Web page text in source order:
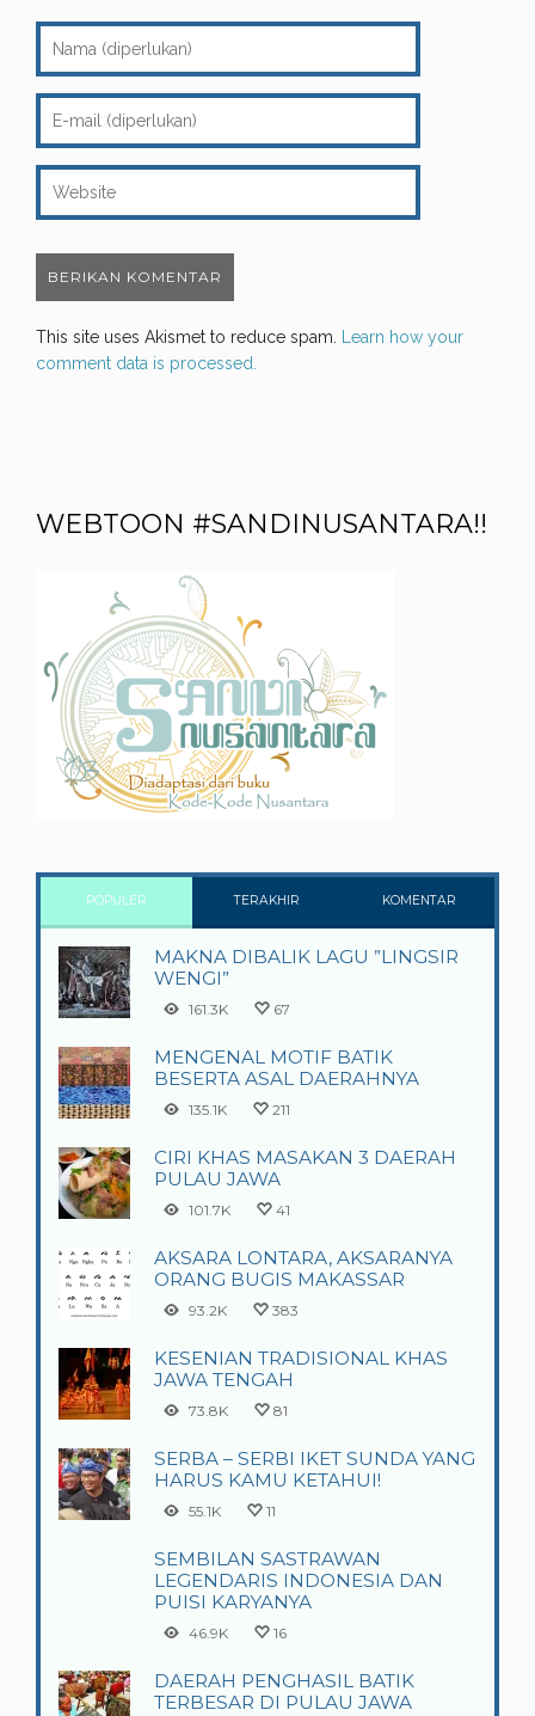
This site uses Akismet to reduce spam.
Learn how your
comment data is processed.
WEBTOON #SANDINUSANTARA!!
POPULER TERAKHIR KOMENTAR
MAKNA DIBALIK LAGU ”LINGSIR
WENGI”
161.3K 67
MENGENAL MOTIF BATIK
BESERTA ASAL DAERAHNYA
135.1K 211
CIRI KHAS MASAKAN 3 DAERAH
PULAU JAWA
101.7K 41
AKSARA LONTARA, AKSARANYA
ORANG BUGIS MAKASSAR
93.2K 383
KESENIAN TRADISIONAL KHAS
JAWA TENGAH
73.8K 81
SERBA – SERBI IKET SUNDA YANG
HARUS KAMU KETAHUI!
55.1K 11
SEMBILAN SASTRAWAN
LEGENDARIS INDONESIA DAN
PUISI KARYANYA
46.9K 16
DAERAH PENGHASIL BATIK
TERBESAR DI PULAU JAWA